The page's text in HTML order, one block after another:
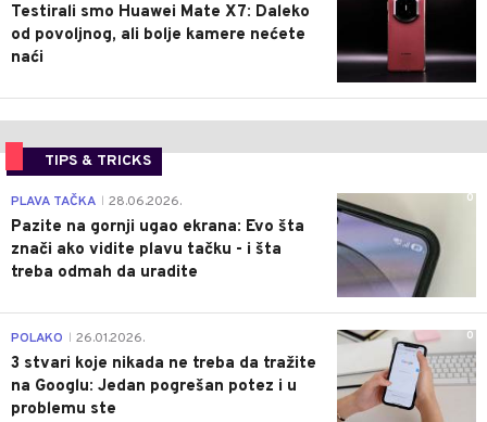
Testirali smo Huawei Mate X7: Daleko
od povoljnog, ali bolje kamere nećete
naći
TIPS & TRICKS
0
PLAVA TAČKA 28.06.2026.
Pazite na gornji ugao ekrana: Evo šta
znači ako vidite plavu tačku - i šta
treba odmah da uradite
0
POLAKO 26.01.2026.
3 stvari koje nikada ne treba da tražite
na Googlu: Jedan pogrešan potez i u
problemu ste